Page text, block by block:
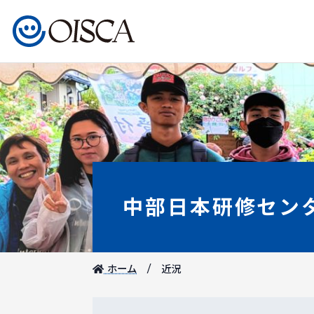
中部日本研修セン
ホーム 近況